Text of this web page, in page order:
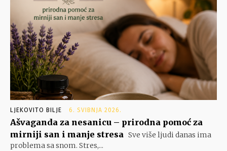
LJEKOVITO BILJE 6. SVIBNJA 2026.
Ašvaganda za nesanicu – prirodna pomoć za
mirniji san i manje stresa Sve više ljudi danas ima
problema sa snom. Stres,...